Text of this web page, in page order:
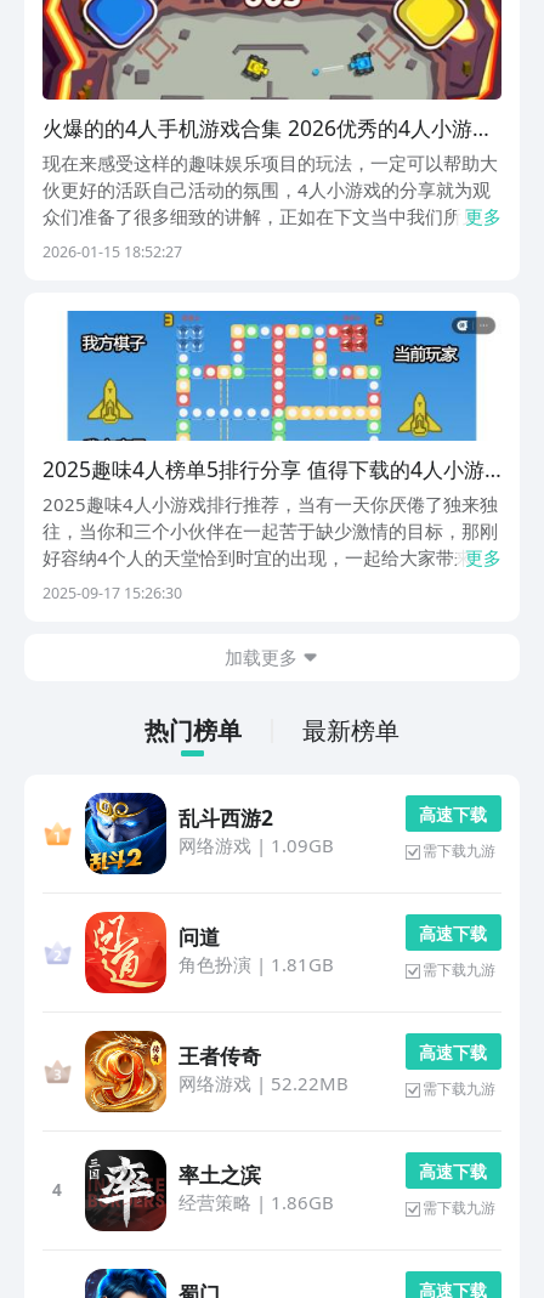
火爆的的4人手机游戏合集 2026优秀的4人小游戏
合辑
现在来感受这样的趣味娱乐项目的玩法，一定可以帮助大
伙更好的活跃自己活动的氛围，4人小游戏的分享就为观
众们准备了很多细致的讲解，正如在下文当中我们所见到
的那样，有如此的游戏伴随在我们玩家的身边，感受到它
更多
2026-01-15 18:52:27
2025趣味4人榜单5排行分享 值得下载的4人小游
戏before_1合辑
2025趣味4人小游戏排行推荐，当有一天你厌倦了独来独
往，当你和三个小伙伴在一起苦于缺少激情的目标，那刚
好容纳4个人的天堂恰到时宜的出现，一起给大家带来欣
喜雀跃的魔力，制作组把那些欢乐无限的瞬间，透过一个
更多
2025-09-17 15:26:30
加载更多
热门榜单 最新榜单
乱斗西游2
网络游戏| 1.09GB
高 速 下 载
需下载九游
问道
角色扮演 | 1.81GB
高 速 下 载
需下载九游
王者传奇
网络游戏| 52.22MB
高 速 下 载
需下载九游
4
率土之滨
经营策略 | 1.86GB
高 速 下 载
需下载九游
高 速 下 载